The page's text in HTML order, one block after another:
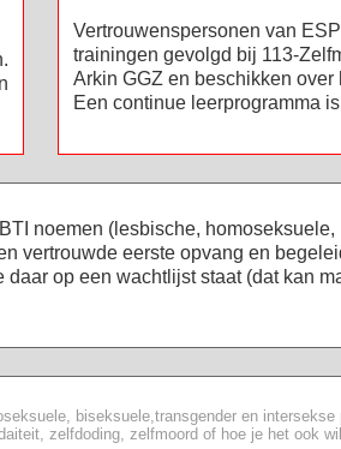
Vertrouwenspersonen van
trainingen gevolgd bij 113-
Arkin GGZ en beschikken over
Een continue leerprogramma
noemen (lesbische, homoseksuele,
vertrouwde eerste opvang en
op een wachtlijst staat (dat kan
biseksuele,transgender en intersekse
zelfdoding, zelfmoord of hoe je het ook